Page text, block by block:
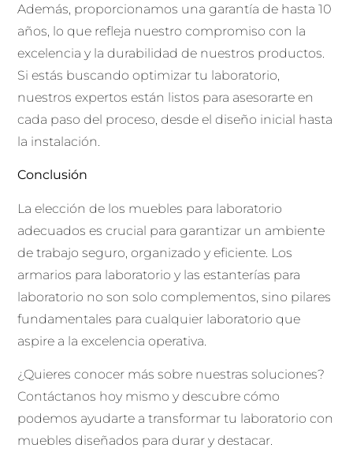
Además, proporcionamos una garantía de hasta 10
años, lo que refleja nuestro compromiso con la
excelencia y la durabilidad de nuestros productos.
Si estás buscando optimizar tu laboratorio,
nuestros expertos están listos para asesorarte en
cada paso del proceso, desde el diseño inicial hasta
la instalación.
Conclusión
La elección de los muebles para laboratorio
adecuados es crucial para garantizar un ambiente
de trabajo seguro, organizado y eficiente. Los
armarios para laboratorio y las estanterías para
laboratorio no son solo complementos, sino pilares
fundamentales para cualquier laboratorio que
aspire a la excelencia operativa.
¿Quieres conocer más sobre nuestras soluciones?
Contáctanos hoy mismo y descubre cómo
podemos ayudarte a transformar tu laboratorio con
muebles diseñados para durar y destacar.